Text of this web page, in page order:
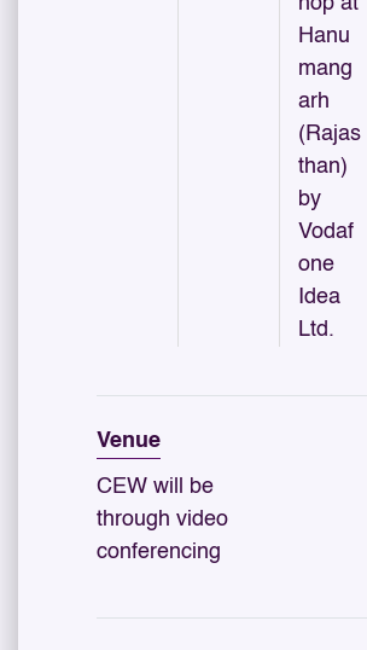
Hanu
mang
arh
(Rajas
than)
by
Vodaf
one
Idea
Ltd.
Venue
CEW will be
through video
conferencing